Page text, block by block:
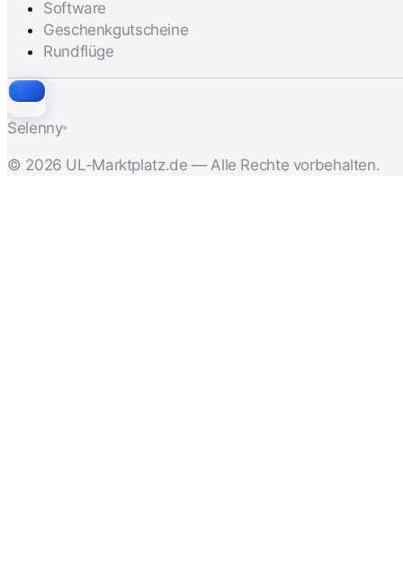
Software
Geschenkgutscheine
Rundflüge
S
Selenny®
© 2026 UL-Marktplatz.de — Alle Rechte vorbehalten.